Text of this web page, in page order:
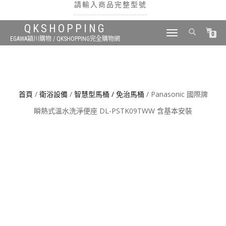
請輸入商品完整型號
QKSHOPPING
EGAWA穎川購物 / QKSHOPPING完全購物網
TOGGLE
0
首頁 / 衛浴設備/ 智慧型馬桶 / 免治馬桶 / Panasonic 國際牌
瞬熱式溫水洗淨便座 DL-PSTK09TWW 含基本安裝